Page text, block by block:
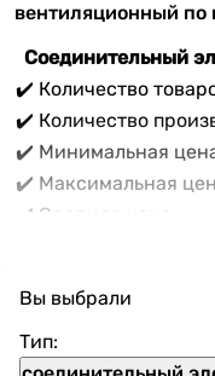
вентиляционный по
Соединительный
✔️ Количество
✔️ Количество
✔️ Минимальная
✔️ Максимальная
✔️ Средняя цена
приобрести с
Соединительный
магазине доступны
Вы выбрали
Тип: